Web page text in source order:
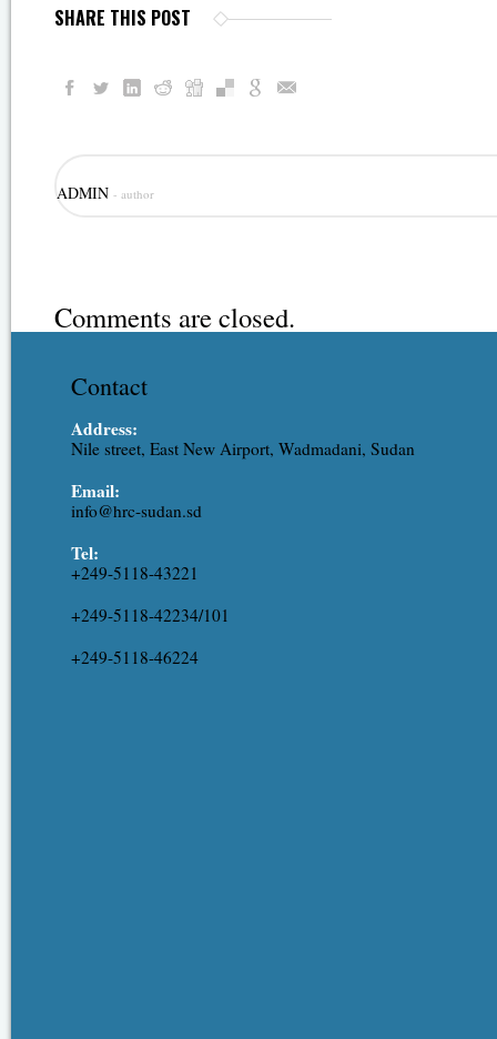
SHARE THIS POST
ADMIN - author
Comments are closed.
Contact
Address:
Nile street, East New Airport, Wadmadani, Sudan
Email:
info@hrc-sudan.sd
Tel:
+249-5118-43221
+249-5118-42234/101
+249-5118-46224